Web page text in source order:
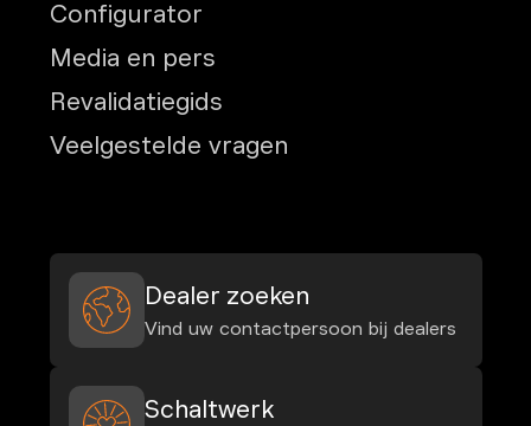
Configurator
Media en pers
Revalidatiegids
Veelgestelde vragen
Dealer zoeken
Vind uw contactpersoon bij dealers
Schaltwerk